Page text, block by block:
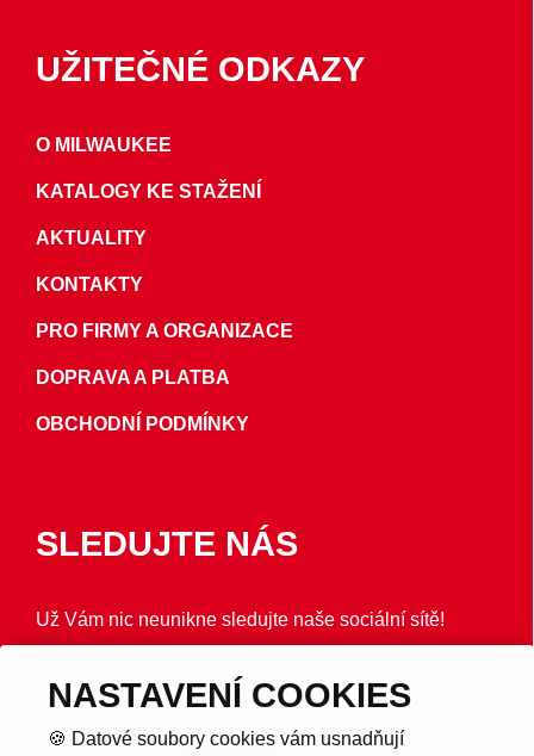
UŽITEČNÉ ODKAZY
O MILWAUKEE
KATALOGY KE STAŽENÍ
AKTUALITY
KONTAKTY
PRO FIRMY A ORGANIZACE
DOPRAVA A PLATBA
OBCHODNÍ PODMÍNKY
SLEDUJTE NÁS
Už Vám nic neunikne sledujte naše sociální sítě!
NASTAVENÍ COOKIES
🍪 Datové soubory cookies vám usnadňují